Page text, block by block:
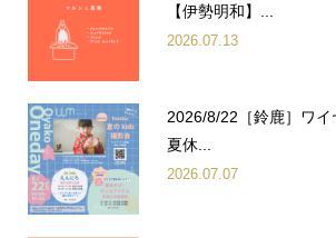
【伊勢明和】...
2026.07.13
2026/8/22［鈴鹿］ワイ
夏休...
2026.07.07